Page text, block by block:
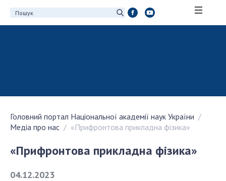
100-річчя Національної академії наук
Нагороди, відзнаки та почесні звання НАН
України
Персональний склад
Благодійний фонд імені Бориса Патона
Віртуальний тур у НАН України
Головний портал Національної академії наук України
Медіа про нас
«Прифронтова прикладна фізика»
«Прифронтова прикладна фізика»
04.12.2023